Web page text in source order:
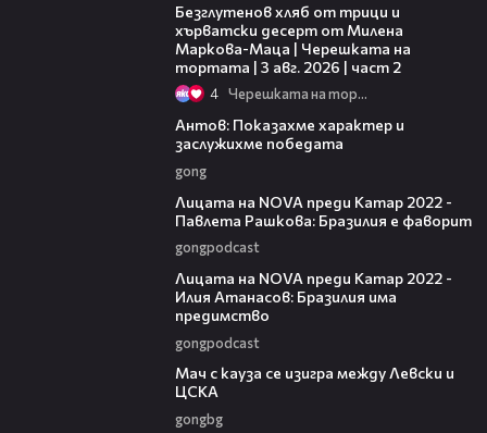
Безглутенов хляб от трици и
хърватски десерт от Милена
Маркова-Маца | Черешката на
тортата | 3 авг. 2026 | част 2
4 Черешката на тортата
Антов: Показахме характер и
заслужихме победата
gong
Лицата на NOVA преди Катар 2022 -
Павлета Рашкова: Бразилия е фаворит
gongpodcast
Лицата на NOVA преди Катар 2022 -
Илия Атанасов: Бразилия има
предимство
gongpodcast
Мач с кауза се изигра между Левски и
ЦСКА
gongbg